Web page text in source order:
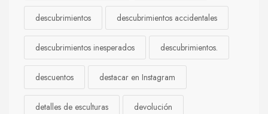
descubrimientos descubrimientos accidentales
descubrimientos inesperados descubrimientos.
descuentos destacar en Instagram
detalles de esculturas devolución